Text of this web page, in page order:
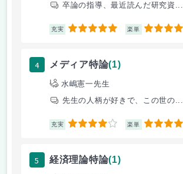
卒論の指導、最近読んだ研究資...
充実 5 楽単 4
4 メディア特論(1)
水嶋憲一先生
先生の人柄が好きで、この世の...
充実 4 楽単 4
5 経済理論特論(1)